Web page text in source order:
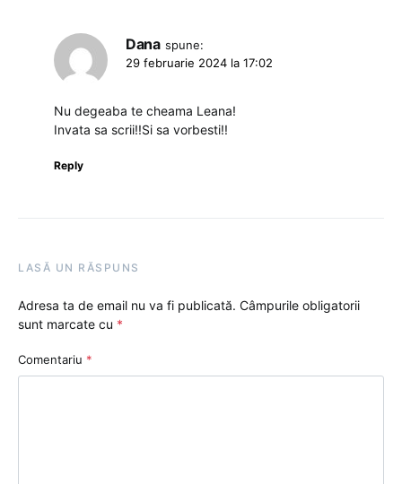
Dana spune:
29 februarie 2024 la 17:02
Nu degeaba te cheama Leana!
Invata sa scrii!!Si sa vorbesti!!
Reply
LASĂ UN RĂSPUNS
Adresa ta de email nu va fi publicată. Câmpurile obligatorii
sunt marcate cu *
Comentariu *